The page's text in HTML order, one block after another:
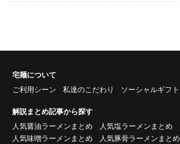
宅麺について
ご利用シーン
私達のこだわり ソーシャルギフト
解説まとめ記事から探す
人気醤油ラーメンまとめ
人気塩ラーメンまとめ
人気味噌ラーメンまとめ
人気豚骨ラーメンまとめ